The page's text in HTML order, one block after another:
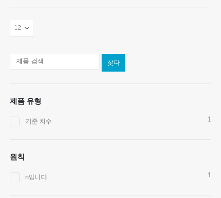
찾다
제품 유형
기준 치수 1
원칙
n입니다 1
:0086-371-67169097
이메일: cece@winsensor.com
Wechat